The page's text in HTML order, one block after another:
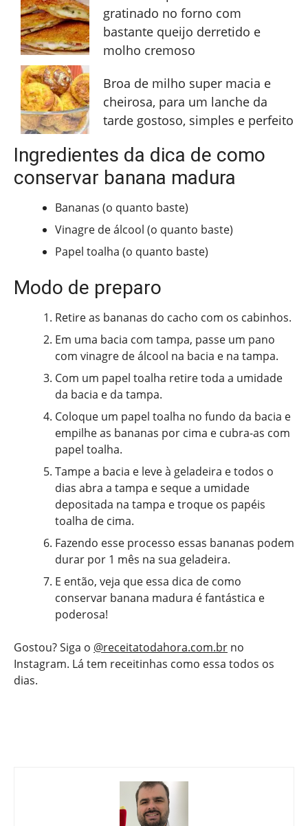
gratinado no forno com
bastante queijo derretido e
molho cremoso
Broa de milho super macia e
cheirosa, para um lanche da
tarde gostoso, simples e perfeito
Ingredientes da dica de como
conservar banana madura
Bananas (o quanto baste)
Vinagre de álcool (o quanto baste)
Papel toalha (o quanto baste)
Modo de preparo
Retire as bananas do cacho com os cabinhos.
Em uma bacia com tampa, passe um pano
com vinagre de álcool na bacia e na tampa.
Com um papel toalha retire toda a umidade
da bacia e da tampa.
Coloque um papel toalha no fundo da bacia e
empilhe as bananas por cima e cubra-as com
papel toalha.
Tampe a bacia e leve à geladeira e todos o
dias abra a tampa e seque a umidade
depositada na tampa e troque os papéis
toalha de cima.
Fazendo esse processo essas bananas podem
durar por 1 mês na sua geladeira.
E então, veja que essa dica de como
conservar banana madura é fantástica e
poderosa!
Gostou? Siga o @receitatodahora.com.br no
Instagram. Lá tem receitinhas como essa todos os
dias.